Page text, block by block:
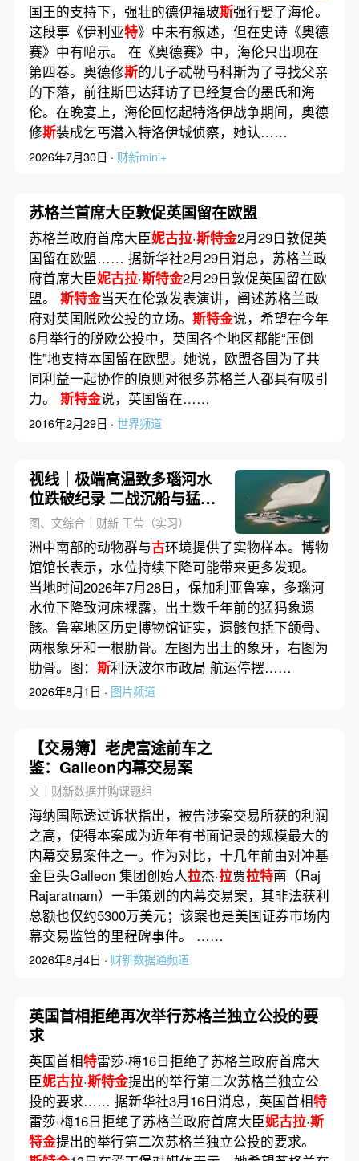
国王的支持下，强壮的德伊福玻斯强行娶了海伦。
这段事《伊利亚特》中未有叙述，但在史诗《奥德
赛》中有暗示。 在《奥德赛》中，海伦只出现在
第四卷。奥德修斯的儿子忒勒马科斯为了寻找父亲
的下落，前往斯巴达拜访了已经复合的墨氏和海
伦。在晚宴上，海伦回忆起特洛伊战争期间，奥德
修斯装成乞丐潜入特洛伊城侦察，她认……
2026年7月30日 · 财新mini+
苏格兰首席大臣敦促英国留在欧盟
苏格兰政府首席大臣妮古拉·斯特金2月29日敦促英
国留在欧盟…… 据新华社2月29日消息，苏格兰政
府首席大臣妮古拉·斯特金2月29日敦促英国留在欧
盟。 斯特金当天在伦敦发表演讲，阐述苏格兰政
府对英国脱欧公投的立场。 斯特金说，希望在今年
6月举行的脱欧公投中，英国各个地区都能“压倒
性”地支持本国留在欧盟。她说，欧盟各国为了共
同利益一起协作的原则对很多苏格兰人都具有吸引
力。 斯特金说，英国留在……
2016年2月29日 · 世界频道
视线｜极端高温致多瑙河水
位跌破纪录 二战沉船与猛犸
象化石接连露出
图、文综合｜财新 王莹（实习）
洲中南部的动物群与古环境提供了实物样本。博物
馆馆长表示，水位持续下降可能带来更多发现。
当地时间2026年7月28日，保加利亚鲁塞，多瑙河
水位下降致河床裸露，出土数千年前的猛犸象遗
骸。鲁塞地区历史博物馆证实，遗骸包括下颌骨、
两根象牙和一根肋骨。左图为出土的象牙，右图为
肋骨。图： 斯利沃波尔市政局 航运停摆……
2026年8月1日 · 图片频道
【交易簿】老虎富途前车之
鉴：Galleon内幕交易案
文｜财新数据并购课题组
海纳国际透过诉状指出，被告涉案交易所获的利润
之高，使得本案成为近年有书面记录的规模最大的
内幕交易案件之一。作为对比，十几年前由对冲基
金巨头Galleon 集团创始人拉杰·拉贾拉特南（Raj
Rajaratnam）一手策划的内幕交易案，其非法获利
总额也仅约5300万美元；该案也是美国证券市场内
幕交易监管的里程碑事件。 ……
2026年8月4日 · 财新数据通频道
英国首相拒绝再次举行苏格兰独立公投的要
求
英国首相特雷莎·梅16日拒绝了苏格兰政府首席大
臣妮古拉·斯特金提出的举行第二次苏格兰独立公
投的要求…… 据新华社3月16日消息，英国首相特
雷莎·梅16日拒绝了苏格兰政府首席大臣妮古拉·斯
特金提出的举行第二次苏格兰独立公投的要求。